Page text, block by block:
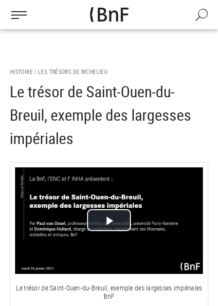
contenu
Recherche
HISTOIRE / LES TRÉSORS DE RICHELIEU
Le trésor de Saint-Ouen-du-
Breuil, exemple des largesses
impériales
Lire
vidéo
Le trésor de Saint-Ouen-du-Breuil, exemple des largesses impériales
BnF